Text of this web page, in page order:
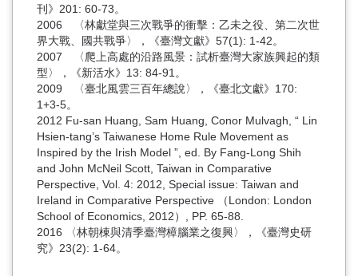
刊》201: 60-73。
2006 〈林獻堂與三次戰爭的衝擊：乙未之役、第二次世
界大戰、國共戰爭〉，《臺灣文獻》57(1): 1-42。
2007 〈爬上高處的沿路風景：試析臺灣大家族興起的類
型〉，《新活水》13: 84-91。
2009 〈臺北風雲三百年總說〉，《臺北文獻》170:
1+3-5。
2012 Fu-san Huang, Sam Huang, Conor Mulvagh, “ Lin
Hsien-tang’s Taiwanese Home Rule Movement as
Inspired by the Irish Model ”, ed. By Fang-Long Shih
and John McNeil Scott, Taiwan in Comparative
Perspective, Vol. 4: 2012, Special issue: Taiwan and
Ireland in Comparative Perspective （London: London
School of Economics, 2012）, PP. 65-88.
2016 〈林朝棟與清季臺灣樟腦業之復興〉，《臺灣史研
究》23(2): 1-64。